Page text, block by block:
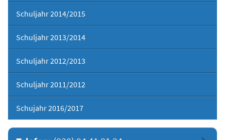
Schuljahr 2014/2015
Schuljahr 2013/2014
Schuljahr 2012/2013
Schuljahr 2011/2012
Schujahr 2016/2017